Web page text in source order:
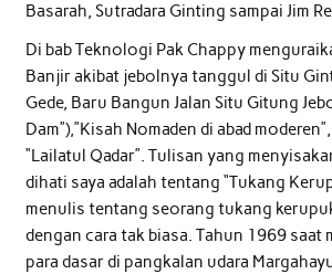
Basarah, Sutradara Ginting sampai Jim
Di bab Teknologi Pak Chappy
Banjir akibat jebolnya tanggul di Situ
Gede, Baru Bangun Jalan Situ Gitung
Dam”),”Kisah Nomaden di abad
“Lailatul Qadar”. Tulisan yang
dihati saya adalah tentang “Tukang
menulis tentang seorang tukang
dengan cara tak biasa. Tahun 1969 saat
para dasar di pangkalan udara